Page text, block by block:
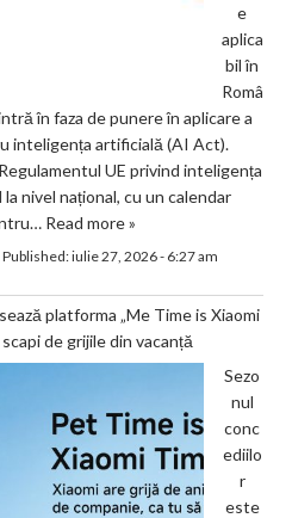
e
aplica
bil în
Româ
în faza de punere în aplicare a
inteligența artificială (AI Act).
UE privind inteligența
nivel național, cu un calendar
Read more »
Published:iulie 27, 2026 - 6:27 am
platforma „Me Time is Xiaomi
de grijile din vacanță
Sezo
nul
conc
ediilo
r
este